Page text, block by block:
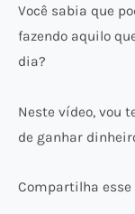
Você sabia que
fazendo aquilo
dia?
Neste vídeo, vou
de ganhar
Compartilha esse